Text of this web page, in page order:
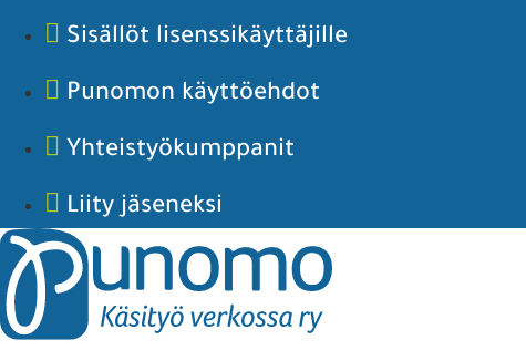
Sisällöt lisenssikäyttäjille
Punomon käyttöehdot
Yhteistyökumppanit
Liity jäseneksi